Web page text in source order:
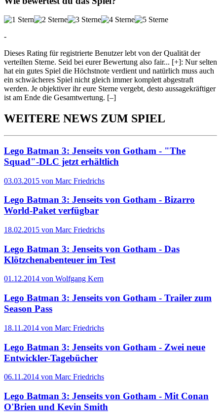
-
Dieses Rating für registrierte Benutzer lebt von der Qualität der
verteilten Sterne. Seid bei eurer Bewertung also fair... [+]: Nur selten
hat ein gutes Spiel die Höchstnote verdient und natürlich muss auch
ein schwächeres Spiel nicht gleich immer komplett abgestraft
werden. Je objektiver ihr eure Sterne vergebt, desto aussagekräftiger
ist am Ende die Gesamtwertung. [–]
WEITERE NEWS ZUM SPIEL
Lego Batman 3: Jenseits von Gotham - "The
Squad"-DLC jetzt erhältlich
03.03.2015 von Marc Friedrichs
Lego Batman 3: Jenseits von Gotham - Bizarro
World-Paket verfügbar
18.02.2015 von Marc Friedrichs
Lego Batman 3: Jenseits von Gotham - Das
Klötzchenabenteuer im Test
01.12.2014 von Wolfgang Kern
Lego Batman 3: Jenseits von Gotham - Trailer zum
Season Pass
18.11.2014 von Marc Friedrichs
Lego Batman 3: Jenseits von Gotham - Zwei neue
Entwickler-Tagebücher
06.11.2014 von Marc Friedrichs
Lego Batman 3: Jenseits von Gotham - Mit Conan
O'Brien und Kevin Smith